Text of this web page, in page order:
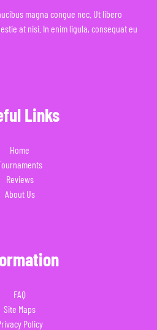
magna congue nec. Ut libero
at nisi. In enim ligula, consequat eu
Links
Home
Reviews
About Us
FAQ
Site Maps
Policy